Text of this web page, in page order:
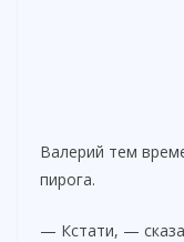
Валерий тем
пирога.
— Кстати, —